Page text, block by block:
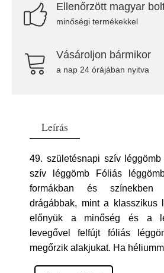
Ellenőrzött magyar
minőségi termékekkel
Vásároljon bármikor
a nap 24 órájában nyitva
Leírás
49. születésnapi szív
szív léggömb Fóliás
formákban és színekben
drágábbak, mint a klasszikus
előnyük a minőség és a
levegővel felfújt fóliás
megőrzik alakjukat. Ha